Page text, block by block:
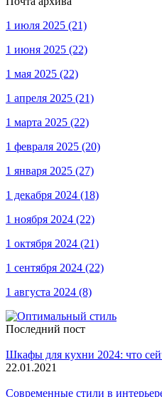
1 июля 2025 (21)
1 июня 2025 (22)
1 мая 2025 (22)
1 апреля 2025 (21)
1 марта 2025 (22)
1 февраля 2025 (20)
1 января 2025 (27)
1 декабря 2024 (18)
1 ноября 2024 (22)
1 октября 2024 (21)
1 сентября 2024 (22)
1 августа 2024 (8)
Последний пост
Шкафы для кухни 2024: что
22.01.2021
Современные стили в